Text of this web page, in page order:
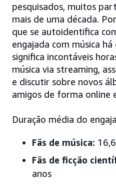
pesquisados, muitos
mais de uma década.
que se autoidentifica
engajada com música
significa incontáveis
música via streaming,
e discutir sobre novos
amigos de forma online
Duração média do
Fãs de música:
Fãs de ficção
anos